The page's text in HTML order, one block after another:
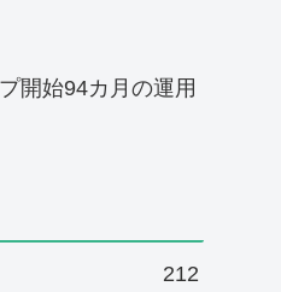
開始94カ月の運用
212